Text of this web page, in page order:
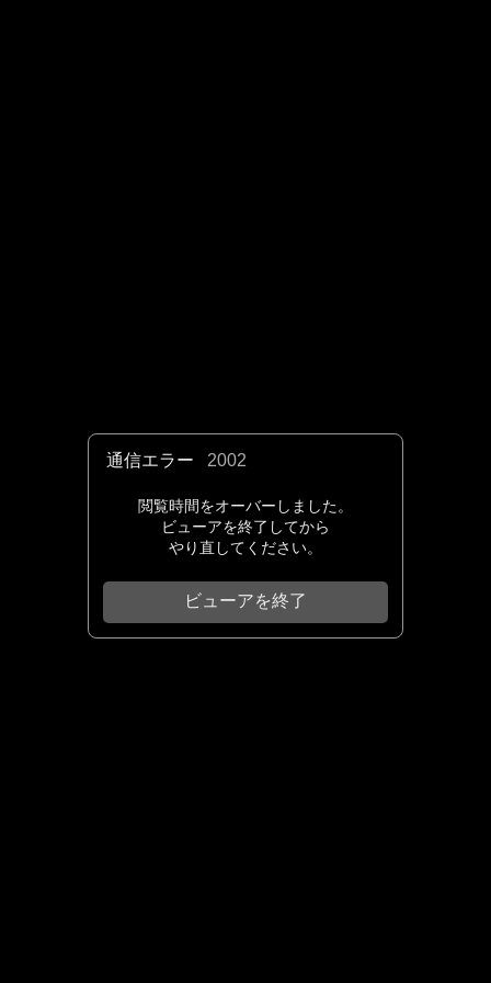
通信エラー 2002
閲覧時間をオーバーしました。
ビューアを終了してから
やり直してください。
ビューアを終了